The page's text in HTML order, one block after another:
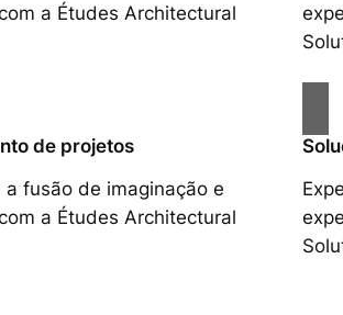
a Études Architectural
de projetos
a fusão de imaginação e
a Études Architectural